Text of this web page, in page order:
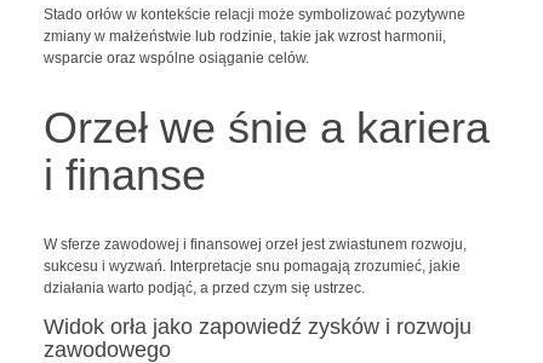
Stado orłów w kontekście relacji może symbolizować pozytywne
zmiany w małżeństwie lub rodzinie, takie jak wzrost harmonii,
wsparcie oraz wspólne osiąganie celów.
Orzeł we śnie a kariera
i finanse
W sferze zawodowej i finansowej orzeł jest zwiastunem rozwoju,
sukcesu i wyzwań. Interpretacje snu pomagają zrozumieć, jakie
działania warto podjąć, a przed czym się ustrzec.
Widok orła jako zapowiedź zysków i rozwoju
zawodowego